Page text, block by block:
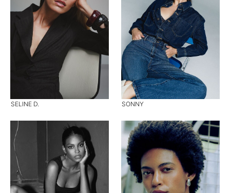
SELINE D. SONNY